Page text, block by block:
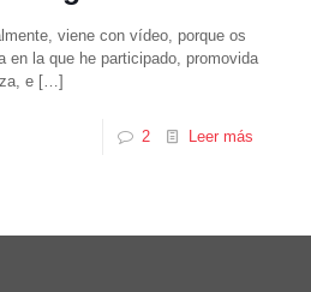
viene con vídeo, porque os
en la que he participado, promovida
e […]
2 Leer más